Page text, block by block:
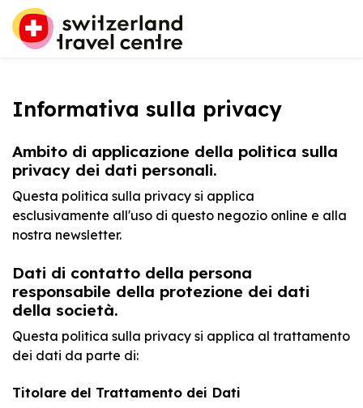
Informativa sulla privacy
Ambito di applicazione della politica sulla
privacy dei dati personali.
Questa politica sulla privacy si applica
esclusivamente all'uso di questo negozio online e alla
nostra newsletter.
Dati di contatto della persona
responsabile della protezione dei dati
della società.
Questa politica sulla privacy si applica al trattamento
dei dati da parte di:
Titolare del Trattamento dei Dati